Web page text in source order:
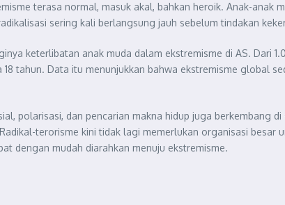
terasa normal, masuk akal, bahkan heroik. Anak-anak
sering kali berlangsung jauh sebelum tindakan
keterlibatan anak muda dalam ekstremisme di AS. Dari
tahun. Data itu menunjukkan bahwa ekstremisme global
polarisasi, dan pencarian makna hidup juga berkembang
terorisme kini tidak lagi memerlukan organisasi besar
dengan mudah diarahkan menuju ekstremisme.